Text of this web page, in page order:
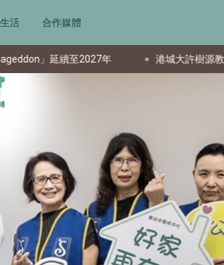
活 合作媒體
大許樹源教授無線充電研究 奠定全球 Qi 標準基礎